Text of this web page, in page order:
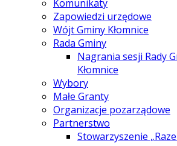
Komunikaty
Zapowiedzi urzędowe
Wójt Gminy Kłomnice
Rada Gminy
Nagrania sesji Rady
Kłomnice
Wybory
Małe Granty
Organizacje pozarządowe
Partnerstwo
Stowarzyszenie